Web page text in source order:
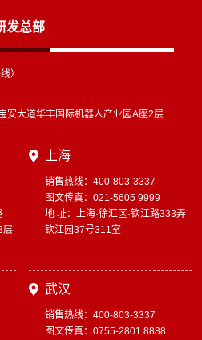
发总部
）
安大道华丰国际机器人产业园A座2层
层
上海
销售热线：400-803-3337
图文传真：021-5605 9999
地 址：上海·徐汇区·钦江路333弄
钦江园37号311室
武汉
销售热线：400-803-3337
图文传真：0755-2801 8888